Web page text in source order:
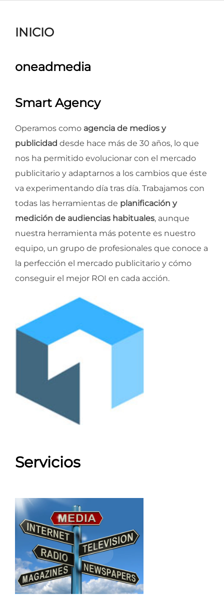
INICIO
oneadmedia
Smart Agency
Operamos como agencia de medios y
publicidad desde hace más de 30 años, lo que
nos ha permitido evolucionar con el mercado
publicitario y adaptarnos a los cambios que éste
va experimentando día tras día. Trabajamos con
todas las herramientas de planificación y
medición de audiencias habituales, aunque
nuestra herramienta más potente es nuestro
equipo, un grupo de profesionales que conoce a
la perfección el mercado publicitario y cómo
conseguir el mejor ROI en cada acción.
Servicios